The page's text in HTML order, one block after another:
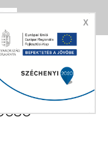
 
Permetező tartozékok
X